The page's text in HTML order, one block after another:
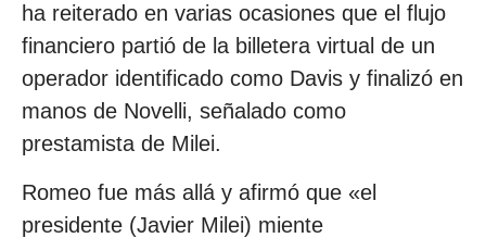
ha reiterado en varias ocasiones que el flujo
financiero partió de la billetera virtual de un
operador identificado como Davis y finalizó en
manos de Novelli, señalado como
prestamista de Milei.
Romeo fue más allá y afirmó que «el
presidente (Javier Milei) miente